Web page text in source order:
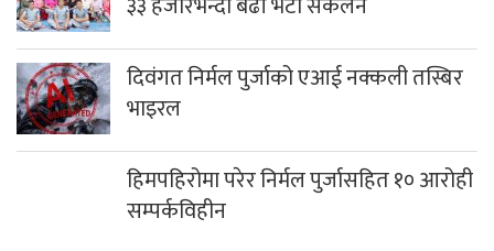
दिवंगत निर्मल पुर्जाको एआई नक्कली तस्बिर
भाइरल
हिमपहिरोमा परेर निर्मल पुर्जासहित १० आरोही
सम्पर्कविहीन